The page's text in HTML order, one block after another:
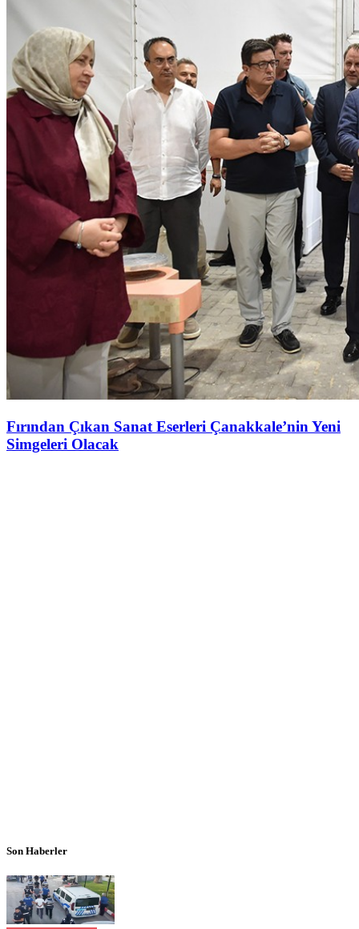
Fırından Çıkan Sanat Eserleri Çanakkale’nin Yeni
Simgeleri Olacak
Son Haberler